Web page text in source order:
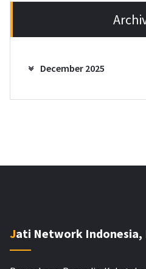
December 2025
Jati Network Indonesia,